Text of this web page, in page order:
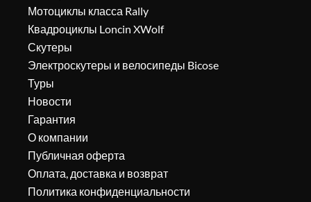
Мотоциклы класса Rally
Квадроциклы Loncin XWolf
Скутеры
Электроскутеры и велосипеды Bicose
Туры
Новости
Гарантия
О компании
Публичная оферта
Оплата, доставка и возврат
Политика конфиденциальности